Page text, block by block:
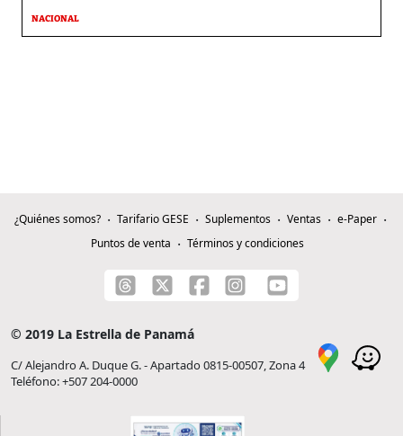
NACIONAL
¿Quiénes somos? Tarifario GESE Suplementos Ventas
e-Paper
Puntos de venta
Términos y condiciones
© 2019 La Estrella de Panamá
C/ Alejandro A. Duque G. - Apartado 0815-00507, Zona 4
Teléfono: +507 204-0000